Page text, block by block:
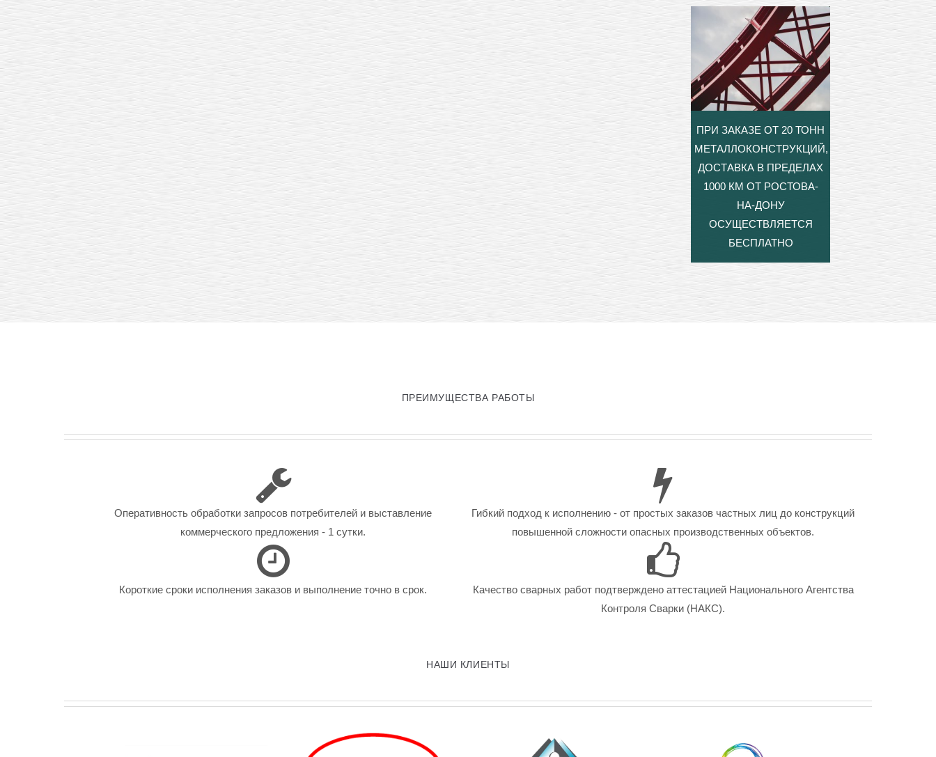
ПРИ ЗАКАЗЕ ОТ 20 ТОНН
МЕТАЛЛОКОНСТРУКЦИЙ,
ДОСТАВКА В ПРЕДЕЛАХ
1000 КМ ОТ РОСТОВА-
НА-ДОНУ
ОСУЩЕСТВЛЯЕТСЯ
БЕСПЛАТНО
ПРЕИМУЩЕСТВА РАБОТЫ
Оперативность обработки запросов потребителей и выставление
коммерческого предложения - 1 сутки.
Гибкий подход к исполнению - от простых заказов частных лиц до конструкций
повышенной сложности опасных производственных объектов.
Короткие сроки исполнения заказов и выполнение точно в срок.
Качество сварных работ подтверждено аттестацией Национального Агентства
Контроля Сварки (НАКС).
НАШИ КЛИЕНТЫ